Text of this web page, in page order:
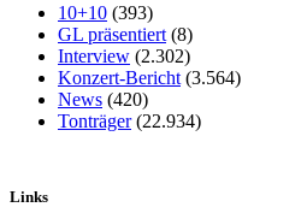
10+10 (393)
GL präsentiert (8)
Interview (2.302)
Konzert-Bericht (3.564)
News (420)
Tonträger(22.934)
Links